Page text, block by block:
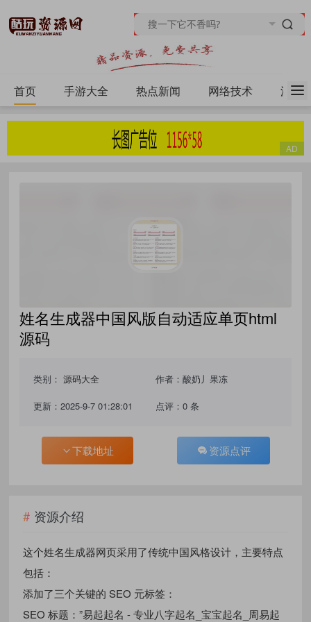
首页 手游大全 热点新闻 网络技术 源码
姓名生成器中国风版自动适应单页html
源码
类别：源码大全 作者：酸奶丿果冻
更新：2025-9-7 01:28:01 点评：0 条
下载地址 资源点评
资源介绍
这个姓名生成器网页采用了传统中国风格设计，主要特点
包括：
添加了三个关键的 SEO 元标签：
SEO 标题：”易起起名 - 专业八字起名_宝宝起名_周易起